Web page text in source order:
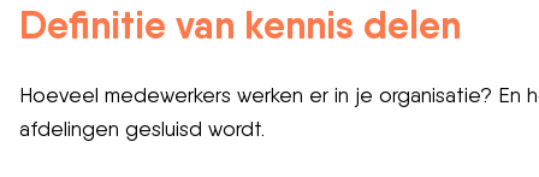
Definitie van kennis delen
Hoeveel medewerkers werken er in je organisatie?
afdelingen gesluisd wordt.